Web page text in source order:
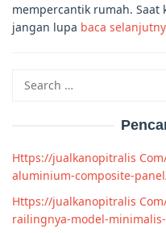
mempercantik rumah.
jangan lupa baca
for:
Https://jualkanopitralis
aluminium-composite-
Https://jualkanopitralis
railingnya-model-